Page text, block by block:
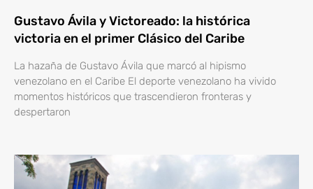
Gustavo Ávila y Victoreado: la histórica
victoria en el primer Clásico del Caribe
La hazaña de Gustavo Ávila que marcó al hipismo
venezolano en el Caribe El deporte venezolano ha vivido
momentos históricos que trascendieron fronteras y
despertaron